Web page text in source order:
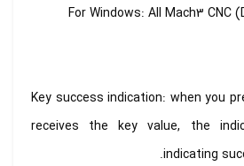
For Windows: All Mach3 CNC
1. Key success indication: when you
receives the key value, the
indicating